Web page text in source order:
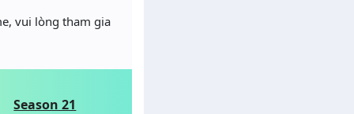
vui lòng tham gia
Season 21